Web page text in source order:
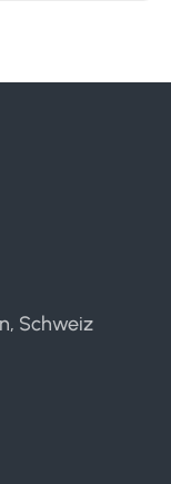
Schweiz